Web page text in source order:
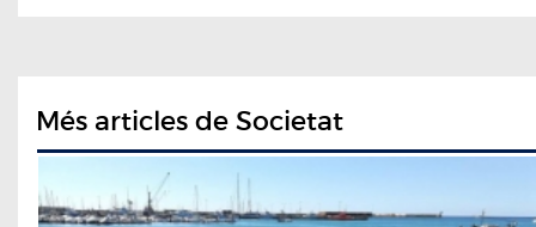
Més articles de Societat